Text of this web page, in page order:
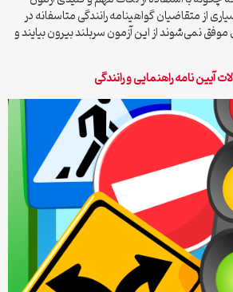
از متقاضیان گواهینامه رانندگی متاسفانه در
نمی‌شوند از این آزمون سربلند بیرون بیایند و
آیین نامه راهنمایی و رانندگی